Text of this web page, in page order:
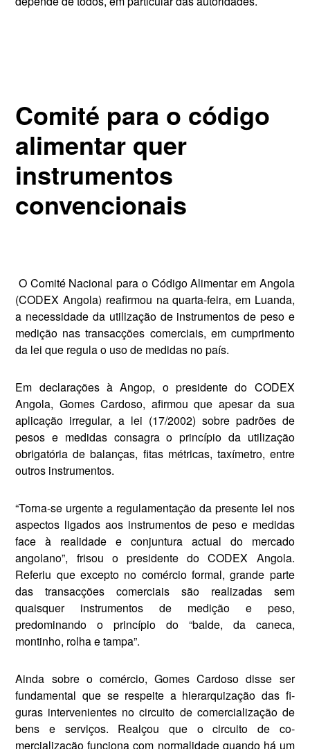
Comité para o código
alimentar quer
instrumentos
convencionais
O Comité Nacional para o Có­digo Alimentar em Angola
(CODEX Angola) reafirmou na quarta-feira, em Luanda,
a necessidade da utilização de instrumentos de peso e
medição nas transacções comerciais, em cumprimento
da lei que regula o uso de medidas no país.
Em declarações à Angop, o pre­sidente do CODEX
Angola, Gomes Cardoso, afirmou que apesar da sua
aplicação irregular, a lei (17/­2002) sobre padrões de
pesos e medidas consagra o princípio da utilização
obrigatória de balan­ças, fitas métricas, taxímetro, en­tre
outros instrumentos.
“Torna-se urgente a regulamen­tação da presente lei nos
aspectos ligados aos instrumentos de peso e medidas
face à realidade e conjun­tura actual do mercado
angolano”, frisou o presidente do CODEX An­gola.
Referiu que excepto no comércio formal, grande parte
das transacções comerciais são realiza­das sem
quaisquer instrumentos de medição e peso,
predominando o princípio do “balde, da caneca,
montinho, rolha e tampa”.
Ainda sobre o comércio, Gomes Cardoso disse ser
fundamental que se respeite a hierarquização das fi­
guras intervenientes no circuito de comercialização de
bens e serviços. Realçou que o circuito de co­
mercialização funciona com nor­malidade quando há um